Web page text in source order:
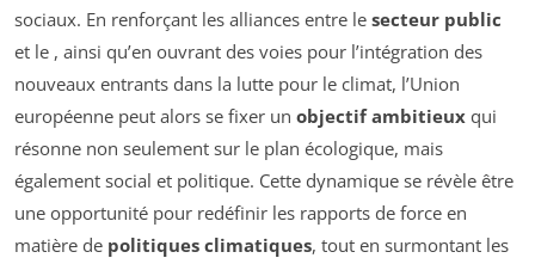
sociaux. En renforçant les alliances entre le secteur public
et le , ainsi qu’en ouvrant des voies pour l’intégration des
nouveaux entrants dans la lutte pour le climat, l’Union
européenne peut alors se fixer un objectif ambitieux qui
résonne non seulement sur le plan écologique, mais
également social et politique. Cette dynamique se révèle être
une opportunité pour redéfinir les rapports de force en
matière de politiques climatiques, tout en surmontant les